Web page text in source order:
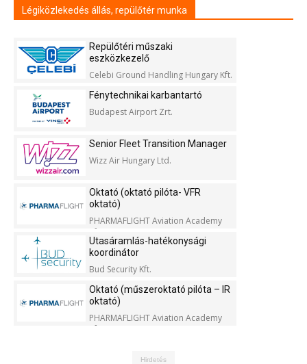
Légiközlekedés állás, repülőtér munka
Repülőtéri műszaki
eszközkezelő
Celebi Ground Handling Hungary Kft.
Fénytechnikai karbantartó
Budapest Airport Zrt.
Senior Fleet Transition Manager
Wizz Air Hungary Ltd.
Oktató (oktató pilóta- VFR
oktató)
PHARMAFLIGHT Aviation Academy
Kft.
Utasáramlás-hatékonysági
koordinátor
Bud Security Kft.
Oktató (műszeroktató pilóta – IR
oktató)
PHARMAFLIGHT Aviation Academy
Kft.
Hirdetés